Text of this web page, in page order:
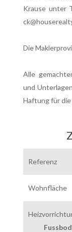
Krause unter
Die
Alle
und
Haftung für
Referenz
Wohnfläche